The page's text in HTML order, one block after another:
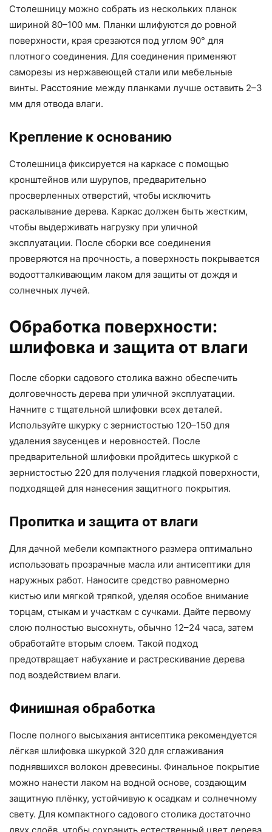
Столешницу можно собрать из нескольких планок
шириной 80–100 мм. Планки шлифуются до ровной
поверхности, края срезаются под углом 90° для
плотного соединения. Для соединения применяют
саморезы из нержавеющей стали или мебельные
винты. Расстояние между планками лучше оставить 2–3
мм для отвода влаги.
Крепление к основанию
Столешница фиксируется на каркасе с помощью
кронштейнов или шурупов, предварительно
просверленных отверстий, чтобы исключить
раскалывание дерева. Каркас должен быть жестким,
чтобы выдерживать нагрузку при уличной
эксплуатации. После сборки все соединения
проверяются на прочность, а поверхность покрывается
водоотталкивающим лаком для защиты от дождя и
солнечных лучей.
Обработка поверхности:
шлифовка и защита от влаги
После сборки садового столика важно обеспечить
долговечность дерева при уличной эксплуатации.
Начните с тщательной шлифовки всех деталей.
Используйте шкурку с зернистостью 120–150 для
удаления заусенцев и неровностей. После
предварительной шлифовки пройдитесь шкуркой с
зернистостью 220 для получения гладкой поверхности,
подходящей для нанесения защитного покрытия.
Пропитка и защита от влаги
Для дачной мебели компактного размера оптимально
использовать прозрачные масла или антисептики для
наружных работ. Наносите средство равномерно
кистью или мягкой тряпкой, уделяя особое внимание
торцам, стыкам и участкам с сучками. Дайте первому
слою полностью высохнуть, обычно 12–24 часа, затем
обработайте вторым слоем. Такой подход
предотвращает набухание и растрескивание дерева
под воздействием влаги.
Финишная обработка
После полного высыхания антисептика рекомендуется
лёгкая шлифовка шкуркой 320 для сглаживания
поднявшихся волокон древесины. Финальное покрытие
можно нанести лаком на водной основе, создающим
защитную плёнку, устойчивую к осадкам и солнечному
свету. Для компактного садового столика достаточно